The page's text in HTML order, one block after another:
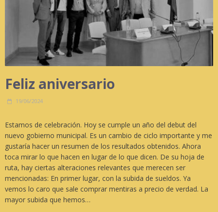
Feliz aniversario
19/06/2024
Estamos de celebración. Hoy se cumple un año del debut del
nuevo gobierno municipal. Es un cambio de ciclo importante y me
gustaría hacer un resumen de los resultados obtenidos. Ahora
toca mirar lo que hacen en lugar de lo que dicen. De su hoja de
ruta, hay ciertas alteraciones relevantes que merecen ser
mencionadas: En primer lugar, con la subida de sueldos. Ya
vemos lo caro que sale comprar mentiras a precio de verdad. La
mayor subida que hemos…